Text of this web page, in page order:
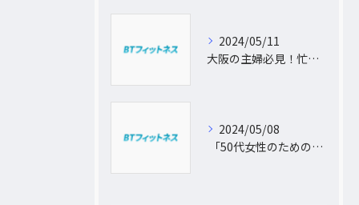
2024/05/11
大阪の主婦必見！忙しい日常に合わせた出張パーソナルトレーニングで理想のボディを手に入れよう
2024/05/08
「50代女性のためのパーソナルトレーニング！運動不足から脱出し、理想の体型を手に入れよう」